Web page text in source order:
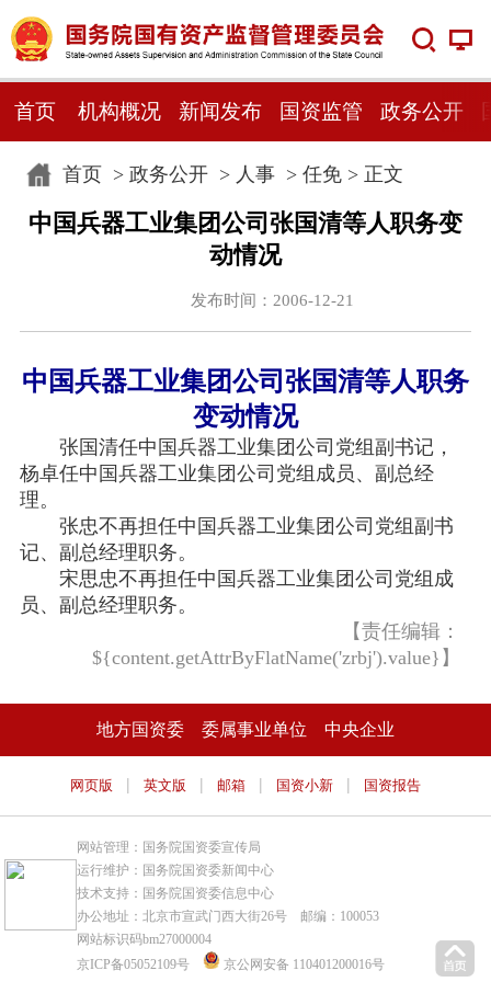
首页 机构概况 新闻发布 国资监管 政务公开
首页> 政务公开> 人事> 任免> 正文
中国兵器工业集团公司张国清等人职务变
动情况
发布时间：2006-12-21
中国兵器工业集团公司张国清等人职务
变动情况
张国清任中国兵器工业集团公司党组副书记，
杨卓任中国兵器工业集团公司党组成员、副总经
理。
张忠不再担任中国兵器工业集团公司党组副书
记、副总经理职务。
宋思忠不再担任中国兵器工业集团公司党组成
员、副总经理职务。
【责任编辑：
${content.getAttrByFlatName('zrbj').value}】
地方国资委 委属事业单位 中央企业
网页版 | 英文版 | 邮箱 | 国资小新 | 国资报告
网站管理：国务院国资委宣传局
运行维护：国务院国资委新闻中心
技术支持：国务院国资委信息中心
办公地址：北京市宣武门西大街26号 邮编：100053
网站标识码bm27000004
京ICP备05052109号
京公网安备 110401200016号